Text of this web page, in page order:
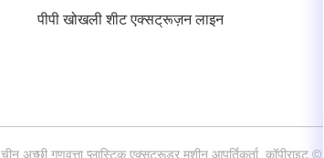
पीपी खोखली शीट एक्सट्रूज़न लाइन
चीन अच्छी गुणवत्ता प्लास्टिक एक्सट्रूडर मशीन आपूर्तिकर्ता.